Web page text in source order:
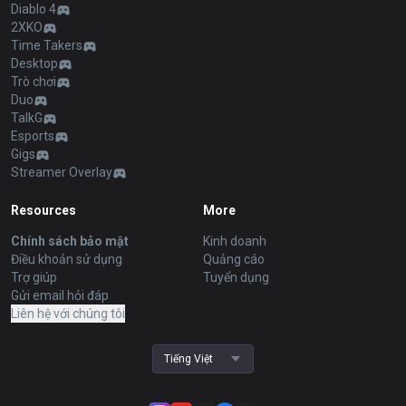
Diablo 4
2XKO
Time Takers
Desktop
Trò chơi
Duo
TalkG
Esports
Gigs
Streamer Overlay
Resources
Chính sách bảo mật
Điều khoản sử dụng
Trợ giúp
Gửi email hỏi đáp
Liên hệ với chúng tôi
More
Kinh doanh
Quảng cáo
Tuyển dụng
Tiếng Việt